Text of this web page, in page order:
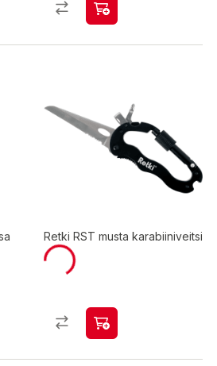
Retki RST musta karabiiniveitsi